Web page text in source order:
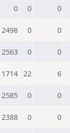
0 0 0
2498 0 0
2563 0 0
1714 22 6
2585 0 0
2388 0 0